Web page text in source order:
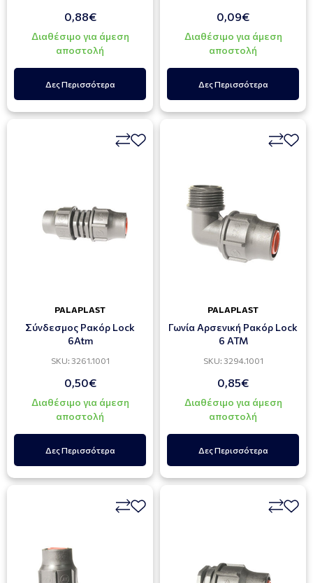
0,88€
Διαθέσιμο για άμεση
αποστολή
Δες Περισσότερα
0,09€
Διαθέσιμο για άμεση
αποστολή
Δες Περισσότερα
PALAPLAST
Σύνδεσμος Ρακόρ Lock
6Atm
SKU: 3261.1001
0,50€
Διαθέσιμο για άμεση
αποστολή
Δες Περισσότερα
PALAPLAST
Γωνία Αρσενική Ρακόρ Lock
6 ATM
SKU: 3294.1001
0,85€
Διαθέσιμο για άμεση
αποστολή
Δες Περισσότερα